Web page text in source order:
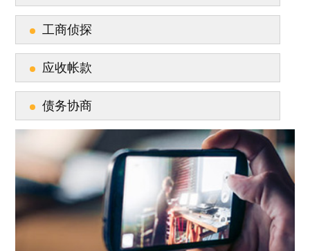
工商侦探
应收帐款
债务协商